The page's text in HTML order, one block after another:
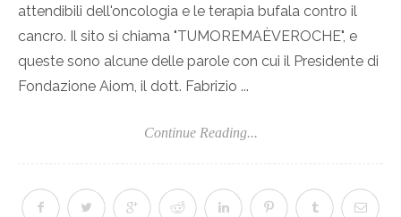
attendibili dell'oncologia e le terapia bufala contro il
cancro. Il sito si chiama "TUMOREMAÈVEROCHE", e
queste sono alcune delle parole con cui il Presidente di
Fondazione Aiom, il dott. Fabrizio ...
Continue Reading...